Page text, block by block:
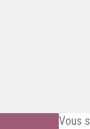
Vous